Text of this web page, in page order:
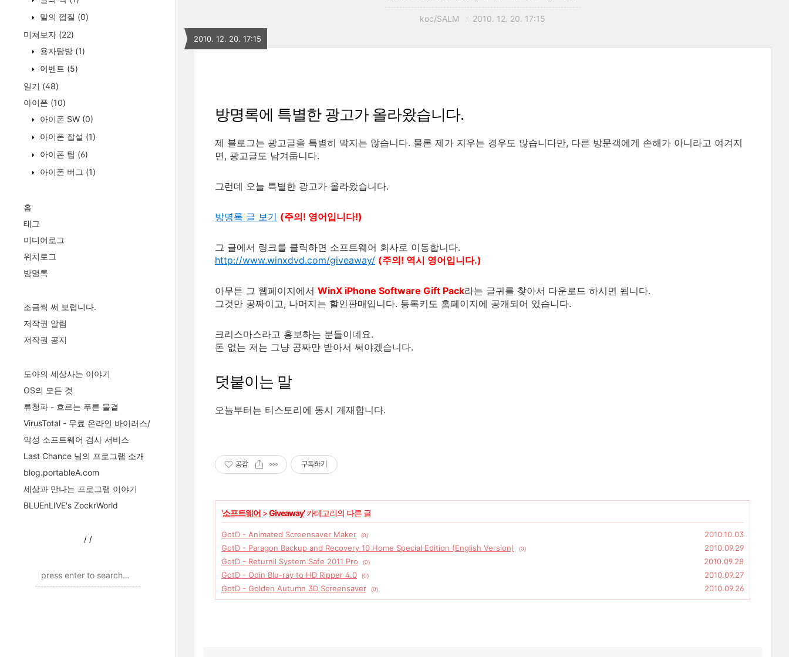
말의 껍질 (0)
미쳐보자 (22)
용자탐방 (1)
이벤트 (5)
일기 (48)
아이폰 (10)
아이폰 SW (0)
아이폰 잡설 (1)
아이폰 팁 (6)
아이폰 버그 (1)
홈
태그
미디어로그
위치로그
방명록
조금씩 써 보렵니다.
저작권 알림
저작권 공지
도아의 세상사는 이야기
OS의 모든 것
류청파 - 흐르는 푸른 물결
VirusTotal - 무료 온라인 바이러스/
악성 소프트웨어 검사 서비스
Last Chance 님의 프로그램 소개
blog.portableA.com
세상과 만나는 프로그램 이야기
BLUEnLIVE's ZockrWorld
/ /
koc/SALM 2010. 12. 20. 17:15
2010. 12. 20. 17:15
방명록에 특별한 광고가 올라왔습니다.
제 블로그는 광고글을 특별히 막지는 않습니다. 물론 제가 지우는 경우도 많습니다만, 다른 방문객에게 손해가 아니라고 여겨지
면, 광고글도 남겨둡니다.
그런데 오늘 특별한 광고가 올라왔습니다.
방명록 글 보기 (주의! 영어입니다!)
그 글에서 링크를 클릭하면 소프트웨어 회사로 이동합니다.
http://www.winxdvd.com/giveaway/ (주의! 역시 영어입니다.)
아무튼 그 웹페이지에서 WinX iPhone Software Gift Pack라는 글귀를 찾아서 다운로드 하시면 됩니다.
그것만 공짜이고, 나머지는 할인판매입니다. 등록키도 홈페이지에 공개되어 있습니다.
크리스마스라고 홍보하는 분들이네요.
돈 없는 저는 그냥 공짜만 받아서 써야겠습니다.
덧붙이는 말
오늘부터는 티스토리에 동시 게재합니다.
공감 구독하기
'소프트웨어 >Giveaway' 카테고리의 다른 글
GotD - Animated Screensaver Maker (0)
2010.10.03
GotD - Paragon Backup and Recovery 10 Home Special Edition (English Version)
(0)
2010.09.29
GotD - Returnil System Safe 2011 Pro
(0)
2010.09.28
GotD - Odin Blu-ray to HD Ripper 4.0
(0)
2010.09.27
GotD - Golden Autumn 3D Screensaver
(0) 2010.09.26